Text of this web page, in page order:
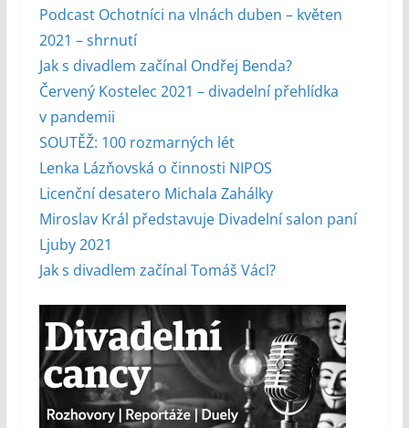
Podcast Ochotníci na vlnách duben – květen
2021 – shrnutí
Jak s divadlem začínal Ondřej Benda?
Červený Kostelec 2021 – divadelní přehlídka
v pandemii
SOUTĚŽ: 100 rozmarných lét
Lenka Lázňovská o činnosti NIPOS
Licenční desatero Michala Zahálky
Miroslav Král představuje Divadelní salon paní
Ljuby 2021
Jak s divadlem začínal Tomáš Václ?